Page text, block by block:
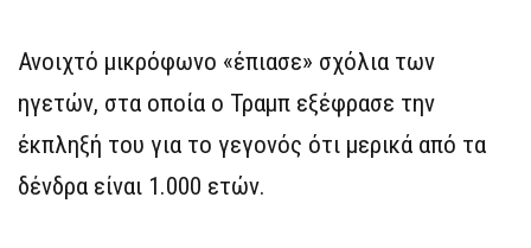
Ανοιχτό μικρόφωνο «έπιασε» σχόλια των
ηγετών, στα οποία ο Τραμπ εξέφρασε την
έκπληξή του για το γεγονός ότι μερικά από τα
δένδρα είναι 1.000 ετών.